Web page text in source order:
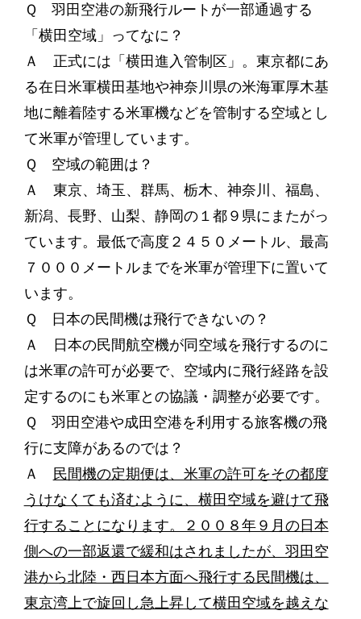
Ｑ 羽田空港の新飛行ルートが一部通過する
「横田空域」ってなに？
Ａ 正式には「横田進入管制区」。東京都にあ
る在日米軍横田基地や神奈川県の米海軍厚木基
地に離着陸する米軍機などを管制する空域とし
て米軍が管理しています。
Ｑ 空域の範囲は？
Ａ 東京、埼玉、群馬、栃木、神奈川、福島、
新潟、長野、山梨、静岡の１都９県にまたがっ
ています。最低で高度２４５０メートル、最高
７０００メートルまでを米軍が管理下に置いて
います。
Ｑ 日本の民間機は飛行できないの？
Ａ 日本の民間航空機が同空域を飛行するのに
は米軍の許可が必要で、空域内に飛行経路を設
定するのにも米軍との協議・調整が必要です。
Ｑ 羽田空港や成田空港を利用する旅客機の飛
行に支障があるのでは？
Ａ
民間機の定期便は、米軍の許可をその都度
うけなくても済むように、横田空域を避けて飛
行することになります。２００８年９月の日本
側への一部返還で緩和はされましたが、羽田空
港から北陸・西日本方面へ飛行する民間機は、
東京湾上で旋回し急上昇して横田空域を越えな